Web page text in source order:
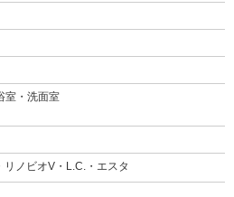
室・洗面室
リノビオV・L.C.・エスタ